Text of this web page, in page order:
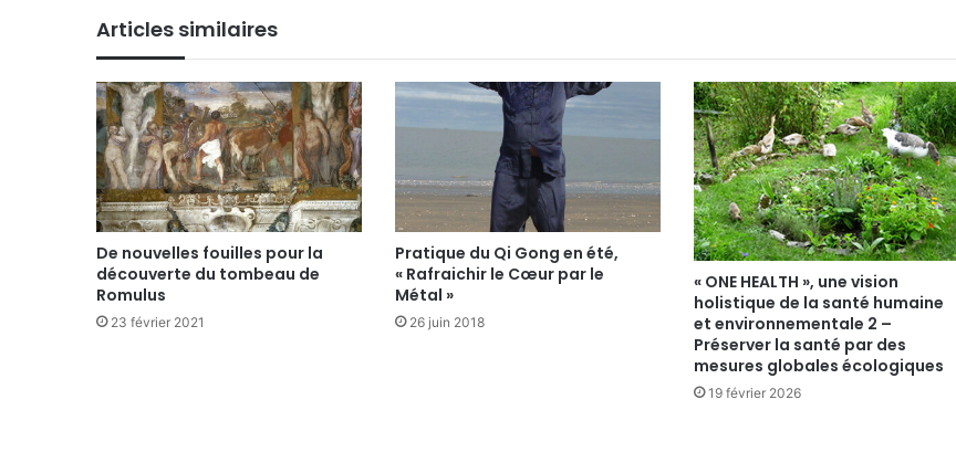
Articles similaires
De nouvelles fouilles pour la
découverte du tombeau de
Romulus
23 février 2021
Pratique du Qi Gong en été,
« Rafraichir le Cœur par le
Métal »
26 juin 2018
« ONE HEALTH », une vision
holistique de la santé humaine
et environnementale 2 –
Préserver la santé par des
mesures globales écologiques
19 février 2026